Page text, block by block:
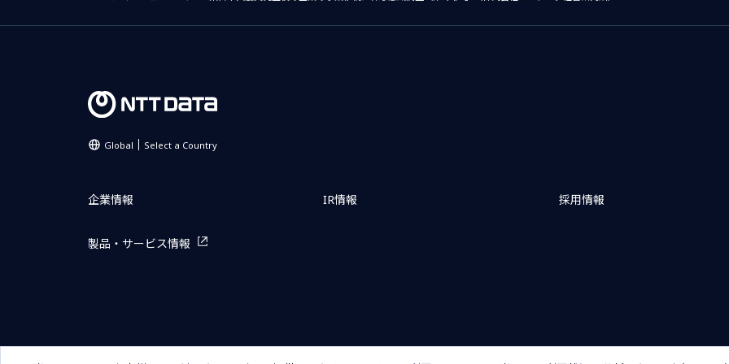
Global Select a Country
企業情報 IR情報 採用情報
製品・サービス情報